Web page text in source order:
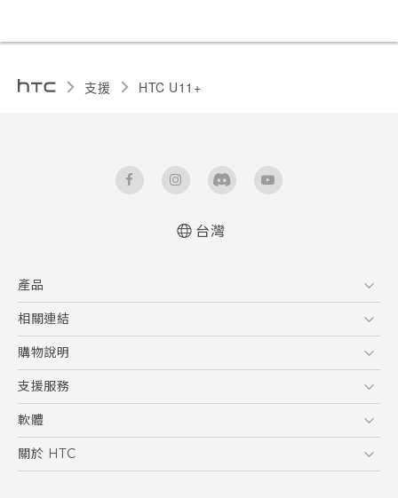
支援 HTC U11+‎
台灣
產品
5G
智慧型手機
配件
相關連結
HTC Research
購物說明
購物須知
訂單管理
付款方式
支援服務
到府收送維修服務
服務中心資訊
客戶服務佈告欄
軟體
應用程式
關於 HTC